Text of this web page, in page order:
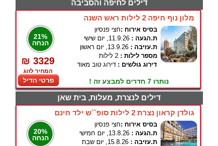
דילים לחיפה והסביבה
מלון נוף חיפה 2 לילות ראש השנה
21%
הנחה
₪ 3329
המחיר לזוג
פרטי הדיל
בסיס אירוח :חצי פנסיון
ת.הגעה : 11.9.26, יום שישי
ת.עזיבה : 13.9.26, יום ראשון
מספר לילות : 2 לילות
דירוג גולשים : דירוג טוב מאוד
נותרו 7 חדרים למבצע זה !
דילים לנצרת, מעלות, בית שאן
גולדן קראון נצרת 2 לילות סופ``ש ילד חינם
20%
הנחה
בסיס אירוח :חצי פנסיון
ת.הגעה : 13.8.26, יום חמישי
ת.עזיבה : 15.8.26, יום שבת